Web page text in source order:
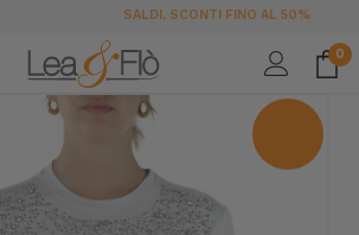
SALDI, SCONTI FINO AL 50%
0